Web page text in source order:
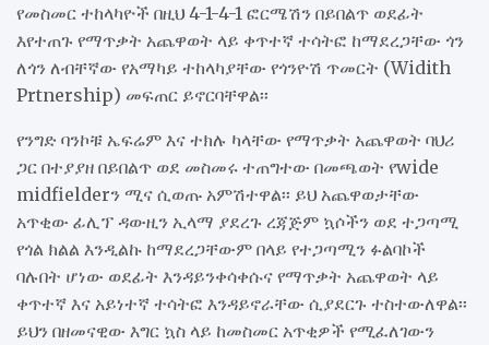
የመስመር ተከላካዮች በዚህ 4-1-4-1 ፎርሜሽን በይበልጥ ወደፊት
እየተጠጉ የማጥቃት አጨዋወት ላይ ቀጥተኛ ተሳትፎ ከማደረጋቸው ጎን
ለጎን ለብቸኛው የአማካይ ተከላካያቸው የጎንዮሽ ጥመርት (Widith
Prtnership) መፍጠር ይኖርባቸዋል፡፡
የንግድ ባንኮቹ ኤፍሬም እና ተክሉ ካላቸው የማጥቃት አጨዋወት ባህሪ
ጋር በተያያዘ በይበልጥ ወደ መስመሩ ተጠግተው በመጫወት የwide
midfielderን ሚና ሲወጡ አምሽተዋል፡፡ ይህ አጨዋወታቸው
አጥቂው ፊሊፕ ዳውዚን ኢላማ ያደረጉ ረጃጅም ኳሶችን ወደ ተጋጣሚ
የጎል ክልል እንዲልኩ ከማደረጋቸውም በላይ የተጋጣሚን ፉልባኮች
ባሉበት ሆነው ወደፊት እንዳይንቀሳቀሱና የማጥቃት አጨዋወት ላይ
ቀጥተኛ እና አይነተኛ ተሳትፎ እንዳይኖራቸው ሲያደርጉ ተስተውለዋል፡፡
ይህን በዘመናዊው እግር ኳስ ላይ ከመስመር አጥቂዎች የሚፈለገውን